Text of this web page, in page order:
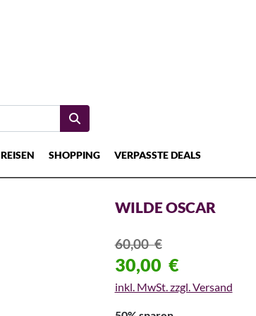
REISEN SHOPPING VERPASSTE DEALS
WILDE OSCAR
60,00€
30,00 €
inkl. MwSt. zzgl. Versand